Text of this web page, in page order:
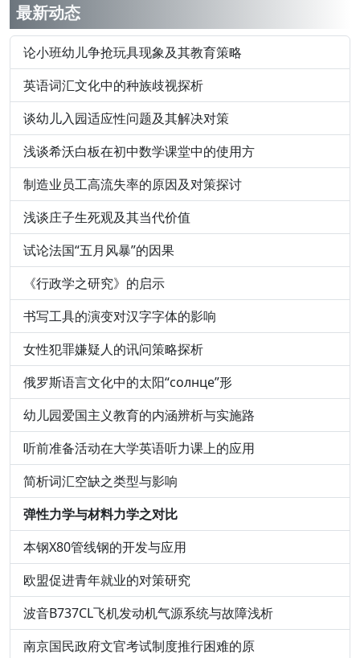
最新动态
论小班幼儿争抢玩具现象及其教育策略
英语词汇文化中的种族歧视探析
谈幼儿入园适应性问题及其解决对策
浅谈希沃白板在初中数学课堂中的使用方
制造业员工高流失率的原因及对策探讨
浅谈庄子生死观及其当代价值
试论法国“五月风暴”的因果
《行政学之研究》的启示
书写工具的演变对汉字字体的影响
女性犯罪嫌疑人的讯问策略探析
俄罗斯语言文化中的太阳“солнце”形
幼儿园爱国主义教育的内涵辨析与实施路
听前准备活动在大学英语听力课上的应用
简析词汇空缺之类型与影响
弹性力学与材料力学之对比
本钢X80管线钢的开发与应用
欧盟促进青年就业的对策研究
波音B737CL飞机发动机气源系统与故障浅析
南京国民政府文官考试制度推行困难的原